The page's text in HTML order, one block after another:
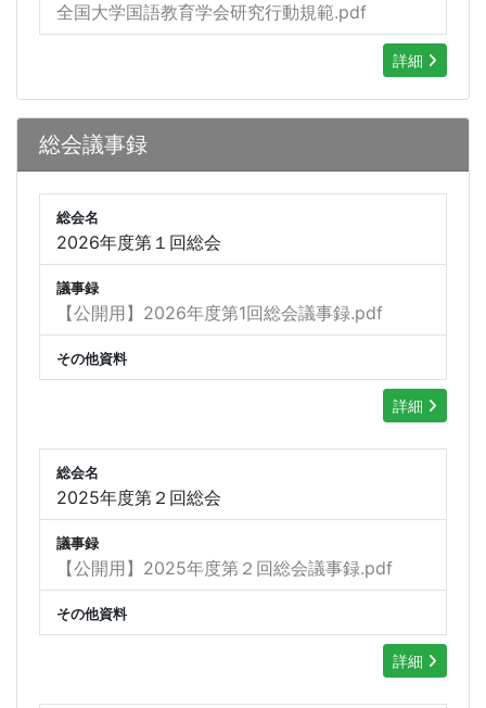
全国大学国語教育学会研究行動規範.pdf
詳細
総会議事録
総会名
2026年度第１回総会
議事録
【公開用】2026年度第1回総会議事録.pdf
その他資料
詳細
総会名
2025年度第２回総会
議事録
【公開用】2025年度第２回総会議事録.pdf
その他資料
詳細